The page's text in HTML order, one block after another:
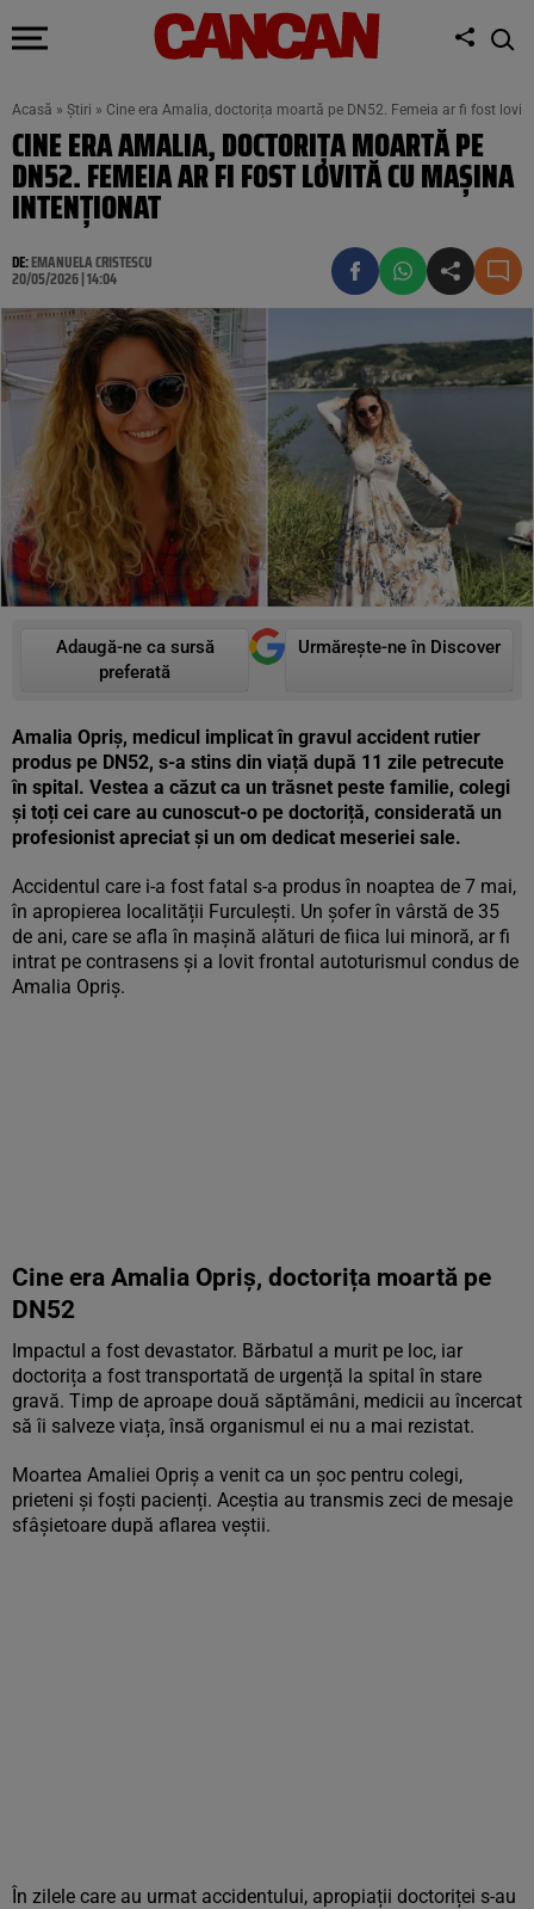
Acasă » Știri » Cine era Amalia, doctorița moartă pe DN52. Femeia ar fi fost
CINE ERA AMALIA, DOCTORIȚA MOARTĂ PE
DN52. FEMEIA AR FI FOST LOVITĂ CU MAȘINA
INTENȚIONAT
DE:EMANUELA CRISTESCU
20/05/2026 | 14:04
Adaugă-ne ca sursă
preferată
Urmărește-ne în Discover
Amalia Opriș, medicul implicat în gravul accident rutier
produs pe DN52, s-a stins din viață după 11 zile petrecute
în spital. Vestea a căzut ca un trăsnet peste familie, colegi
și toți cei care au cunoscut-o pe doctoriță, considerată un
profesionist apreciat și un om dedicat meseriei sale.
Accidentul care i-a fost fatal s-a produs în noaptea de 7 mai,
în apropierea localității Furculești. Un șofer în vârstă de 35
de ani, care se afla în mașină alături de fiica lui minoră, ar fi
intrat pe contrasens și a lovit frontal autoturismul condus de
Amalia Opriș.
Cine era Amalia Opriș, doctorița moartă pe
DN52
Impactul a fost devastator. Bărbatul a murit pe loc, iar
doctorița a fost transportată de urgență la spital în stare
gravă. Timp de aproape două săptămâni, medicii au încercat
să îi salveze viața, însă organismul ei nu a mai rezistat.
Moartea Amaliei Opriș a venit ca un șoc pentru colegi,
prieteni și foști pacienți. Aceștia au transmis zeci de mesaje
sfâșietoare după aflarea veștii.
În zilele care au urmat accidentului, apropiații doctoriței s-au